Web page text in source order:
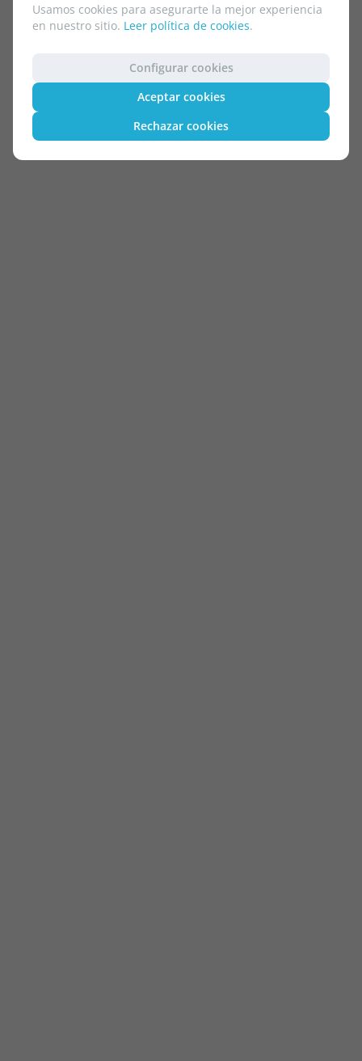
Usamos cookies para asegurarte la mejor experiencia
en nuestro sitio. Leer política de cookies.
Configurar cookies
Aceptar cookies
Rechazar cookies